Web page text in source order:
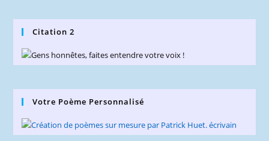
Citation 2
Votre Poème Personnalisé